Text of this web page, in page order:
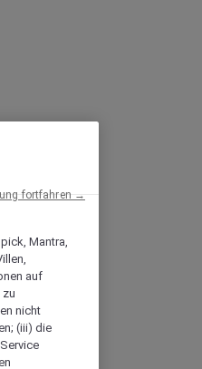
Mantra,
auf
zu
nicht
(iii) die
fortfahren →